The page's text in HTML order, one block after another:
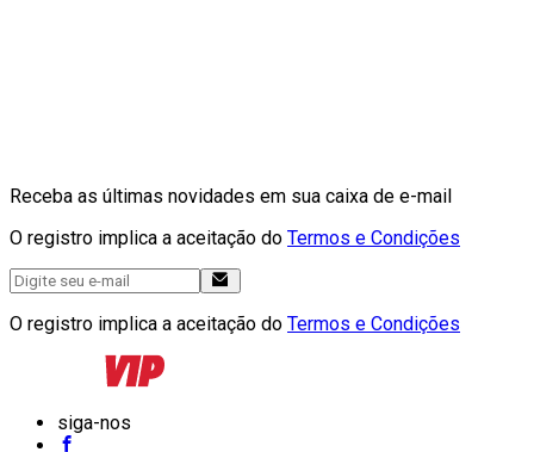
Receba as últimas novidades em sua caixa de e-mail
O registro implica a aceitação do Termos e Condições
O registro implica a aceitação do Termos e Condições
siga-nos